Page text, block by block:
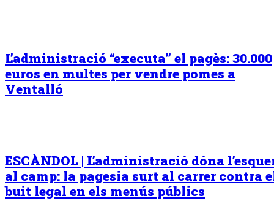
L’administració “executa” el pagès: 30.000
euros en multes per vendre pomes a
Ventalló
ESCÀNDOL | L’administració dóna
al camp: la pagesia surt al carrer contra
buit legal en els menús públics